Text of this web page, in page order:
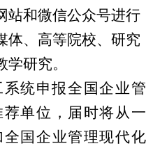
站和微信公众号进行
体、高等院校、研究
学研究。
统申报全国企业管
单位，届时将从一
国企业管理现代化